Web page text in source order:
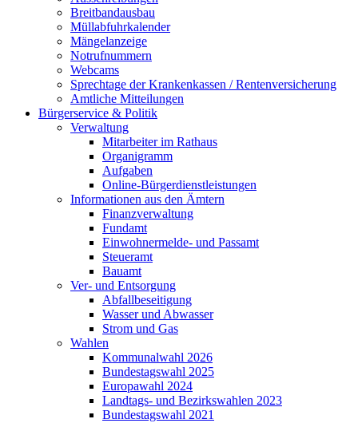
Breitbandausbau
Müllabfuhrkalender
Mängelanzeige
Notrufnummern
Webcams
Sprechtage der Krankenkassen / Rentenversicherung
Amtliche Mitteilungen
Bürgerservice & Politik
Verwaltung
Mitarbeiter im Rathaus
Organigramm
Aufgaben
Online-Bürgerdienstleistungen
Informationen aus den Ämtern
Finanzverwaltung
Fundamt
Einwohnermelde- und Passamt
Steueramt
Bauamt
Ver- und Entsorgung
Abfallbeseitigung
Wasser und Abwasser
Strom und Gas
Wahlen
Kommunalwahl 2026
Bundestagswahl 2025
Europawahl 2024
Landtags- und Bezirkswahlen 2023
Bundestagswahl 2021